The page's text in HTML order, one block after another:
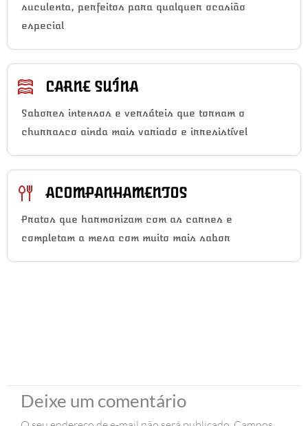
suculenta, perfeitos para qualquer ocasião
especial
CARNE SUÍNA
Sabores intensos e versáteis que tornam o
churrasco ainda mais variado e irresistível
ACOMPANHAMENTOS
Pratos que harmonizam com as carnes e
completam a mesa com muito mais sabor
Deixe um comentário